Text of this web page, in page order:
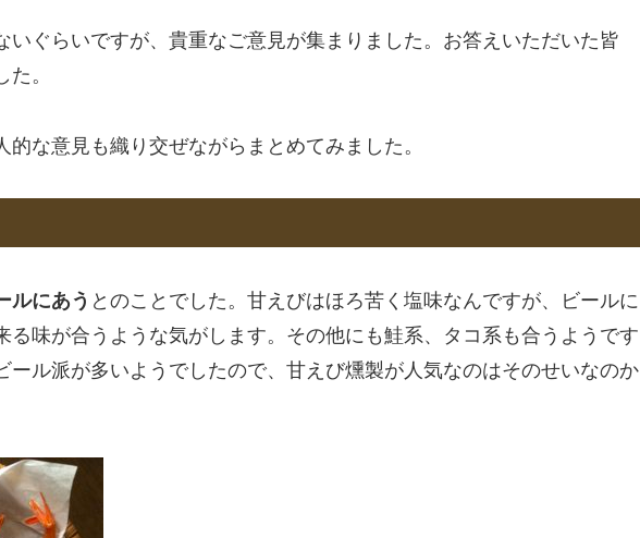
いぐらいですが、貴重なご意見が集まりました。お答えいただいた皆
。
な意見も織り交ぜながらまとめてみました。
ルにあう とのことでした。甘えびはほろ苦く塩味なんですが、ビールに
る味が合うような気がします。その他にも鮭系、タコ系も合うようです
ール派が多いようでしたので、甘えび燻製が人気なのはそのせいなのか